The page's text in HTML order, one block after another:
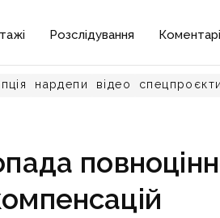
Розслідування
нардепи відео спецпроєкти